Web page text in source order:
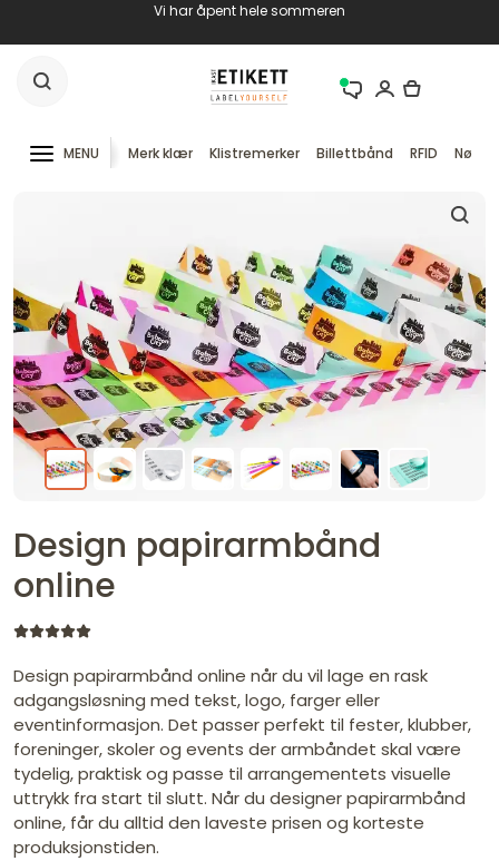
Vi har åpent hele sommeren
MENU Merk klær Klistremerker Billettbånd RFID
Design papirarmbånd
online
Design papirarmbånd online når du vil lage en rask
adgangsløsning med tekst, logo, farger eller
eventinformasjon. Det passer perfekt til fester, klubber,
foreninger, skoler og events der armbåndet skal være
tydelig, praktisk og passe til arrangementets visuelle
uttrykk fra start til slutt. Når du designer papirarmbånd
online, får du alltid den laveste prisen og korteste
produksjonstiden.